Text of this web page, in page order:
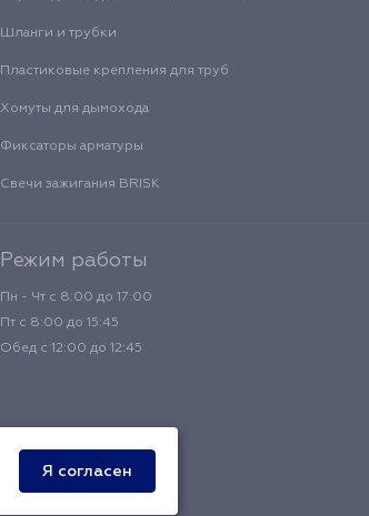
Шланги и трубки
Пластиковые крепления для труб
Хомуты для дымохода
Фиксаторы арматуры
Свечи зажигания BRISK
Режим работы
Пн - Чт с 8:00 до 17:00
Пт с 8:00 до 15:45
Обед с 12:00 до 12:45
Я согласен